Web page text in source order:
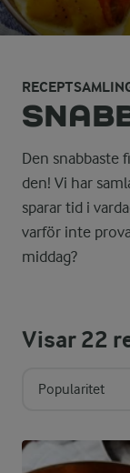
Den snabbaste
den! Vi har
sparar tid i
varför inte
middag?
Visar22
Popularitet